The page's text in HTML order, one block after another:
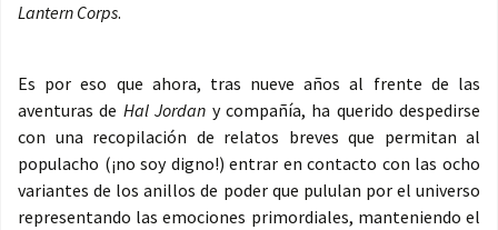
Lantern Corps.
Es por eso que ahora, tras nueve años al frente de las
aventuras de Hal Jordan y compañía, ha querido despedirse
con una recopilación de relatos breves que permitan al
populacho (¡no soy digno!) entrar en contacto con las ocho
variantes de los anillos de poder que pululan por el universo
representando las emociones primordiales, manteniendo el